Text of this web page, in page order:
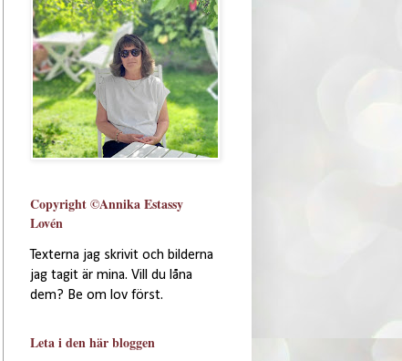
Copyright ©Annika Estassy
Lovén
Texterna jag skrivit och bilderna
jag tagit är mina. Vill du låna
dem? Be om lov först.
Leta i den här bloggen